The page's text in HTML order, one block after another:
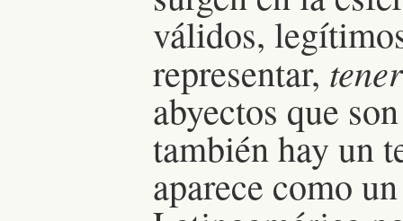
válidos,
representar, tener
abyectos que
también hay un
aparece como